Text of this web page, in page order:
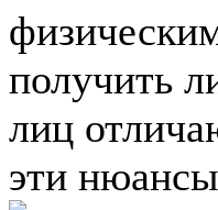
получить
лиц
эти